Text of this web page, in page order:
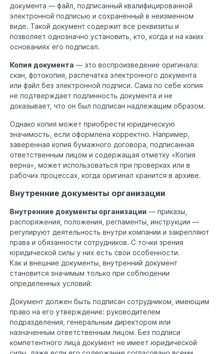
документа — файл, подписанный квалифицированной
электронной подписью и сохранённый в неизменном
виде. Такой документ содержит все реквизиты и
позволяет однозначно установить, кто, когда и на каких
основаниях его подписал.
Копия документа — это воспроизведение оригинала:
скан, фотокопия, распечатка электронного документа
или файл без электронной подписи. Сама по себе копия
не подтверждает подлинность документа и не
доказывает, что он был подписан надлежащим образом.
Однако копия может приобрести юридическую
значимость, если оформлена корректно. Например,
заверенная копия бумажного договора, подписанная
ответственным лицом и содержащая отметку «Копия
верна», может использоваться при проверках или в
рабочих процессах, когда оригинал хранится в архиве.
Внутренние документы организации
Внутренние документы организации — приказы,
распоряжения, положения, регламенты, инструкции —
регулируют деятельность внутри компании и закрепляют
права и обязанности сотрудников. С точки зрения
юридической силы у них есть свои особенности.
Как и внешние документы, внутренний документ
становится значимым только при соблюдении
определенных условий:
Документ должен быть подписан сотрудником, имеющим
право на его утверждение: руководителем
подразделения, генеральным директором или
назначенным ответственным лицом. Без подписи
компетентного лица документ не имеет юридической